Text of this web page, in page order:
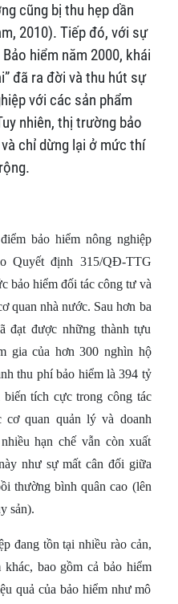
cũng bị thu hẹp dần
2010). Tiếp đó, với sự
hiểm năm 2000, khái
đã ra đời và thu hút sự
với các sản phẩm
nhiên, thị trường bảo
chỉ dừng lại ở mức thí
bảo hiểm nông nghiệp
Quyết định 315/QĐ-TTG
bảo hiểm đối tác công tư và
quan nhà nước. Sau hơn ba
đạt được những thành tựu
gia của hơn 300 nghìn hộ
thu phí bảo hiểm là 394 tỷ
tích cực trong công tác
cơ quan quản lý và doanh
hạn chế vẫn còn xuất
như sự mất cân đối giữa
thường bình quân cao (lên
sản).
đang tồn tại nhiều rào cản,
bao gồm cả bảo hiểm
quả của bảo hiểm như mô